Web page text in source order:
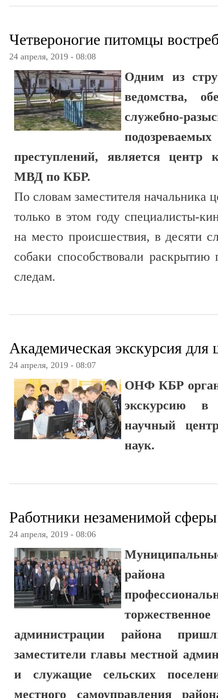
Четвероногие питомцы
24 апреля, 2019 - 08:08
Одним из
ведомства,
служебно-
преступлений, является центр
МВД по КБР.
По словам заместителя начальника
только в этом году специалисты-
на место происшествия, в десяти
собаки способствовали
следам.
Академическая экскурсия для
24 апреля, 2019 - 08:07
ОНФ КБР
экскурсию в
научный
наук.
Работники незаменимой сферы
24 апреля, 2019 - 08:06
района
администрации района
заместители главы местной
и служащие сельских
местного самоуправления